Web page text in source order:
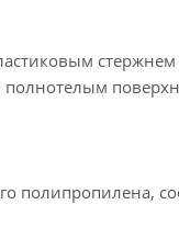
полипропилена,